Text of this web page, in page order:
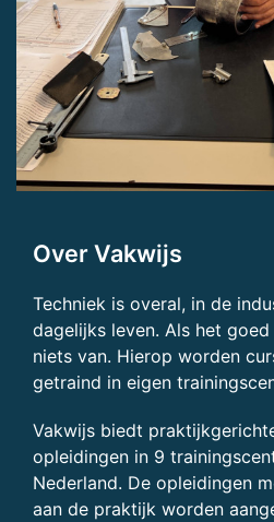
Over Vakwijs
Techniek is overal, in de
dagelijks leven. Als het
niets van. Hierop worden
getraind in eigen
Vakwijs biedt
opleidingen in 9
Nederland. De opleidingen
aan de praktijk worden